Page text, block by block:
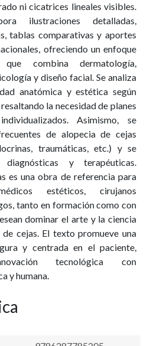
ni cicatrices lineales visibles.
ilustraciones detalladas,
tablas comparativas y aportes
ofreciendo un enfoque
que combina dermatología,
y diseño facial. Se analiza
anatómica y estética según
la necesidad de planes
Asimismo, se
de alopecia de cejas
traumáticas, etc.) y se
diagnósticas y terapéuticas.
es una obra de referencia para
estéticos, cirujanos
tanto en formación como con
dominar el arte y la ciencia
cejas. El texto promueve una
y centrada en el paciente,
tecnológica con
y humana.